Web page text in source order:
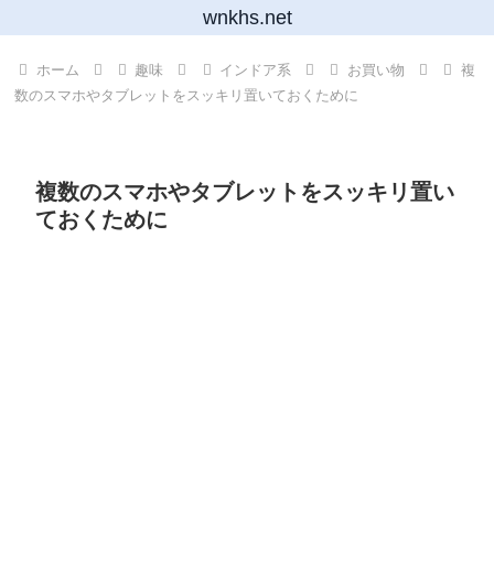
wnkhs.net
ホーム 趣味 インドア系 お買い物
複
数のスマホやタブレットをスッキリ置いておくために
複数のスマホやタブレットをスッキリ置い
ておくために